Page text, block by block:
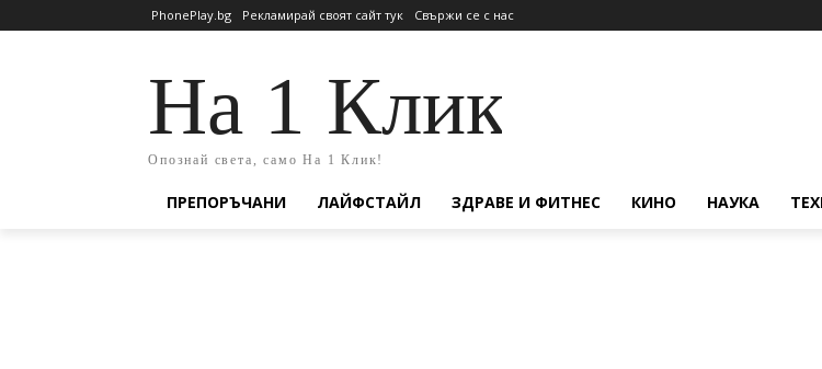
PhonePlay.bg Рекламирай своят сайт тук Свържи се с нас
На 1 Клик
Опознай света, само На 1 Клик!
ПРЕПОРЪЧАНИ ЛАЙФСТАЙЛ ЗДРАВЕ И ФИТНЕС КИНО НАУКА